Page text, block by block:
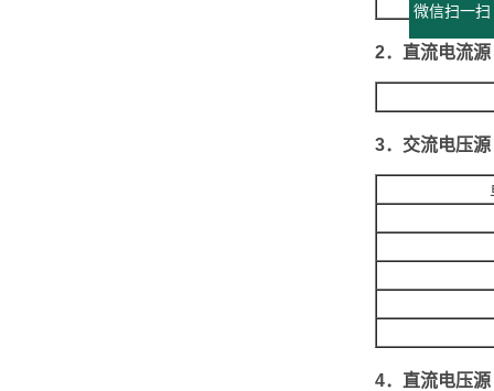
2．直流电流源
3．交流电压源
4．直流电压源
微信扫一扫